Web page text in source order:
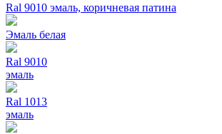
Ral 9010 эмаль, коричневая патина
Эмаль белая
Ral 9010
эмаль
Ral 1013
эмаль